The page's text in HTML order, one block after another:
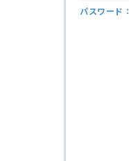
パスワード：